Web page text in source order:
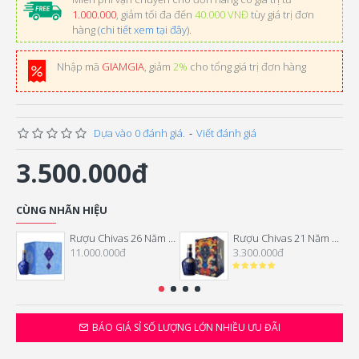
1.000.000, giảm tối đa đến 40.000 VNĐtùy giá trị đơn
hàng (chi tiết xem tại đây).
Nhập mã GIAMGIA, giảm 2% cho tổng giá trị đơn hàng
Dựa vào 0 đánh giá. - Viết đánh giá
3.500.000đ
BÁO GIÁ SỈ SỐ LƯỢNG LỚN NHIỀU ƯU ĐÃI
CÙNG NHÃN HIỆU
Rượu Chivas 26 Năm Hộp Quà Tết 2026
11.000.000đ
Rượu Chivas 21 Năm Hộp Quà Tết 2026
3.300.000đ